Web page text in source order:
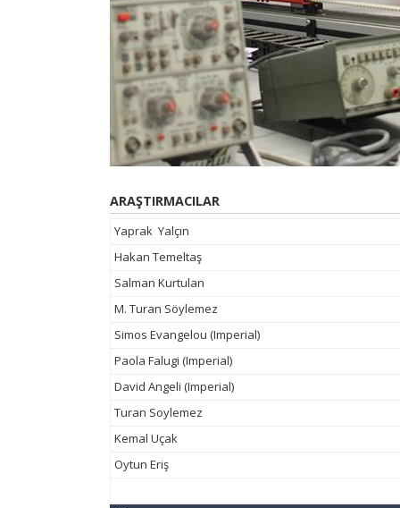
ARAŞTIRMACILAR
Yaprak Yalçın
Hakan Temeltaş
Salman Kurtulan
M. Turan Söylemez
Simos Evangelou (Imperial)
Paola Falugi (Imperial)
David Angeli (Imperial)
Turan Soylemez
Kemal Uçak
Oytun Eriş